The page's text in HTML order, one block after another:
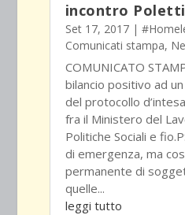
incontro
Set 17, 2017|
Comunicati stampa,
COMUNICATO
bilancio positivo ad
del protocollo
fra il Ministero del
Politiche Sociali e
di emergenza, ma
permanente di
quelle...
leggi tutto